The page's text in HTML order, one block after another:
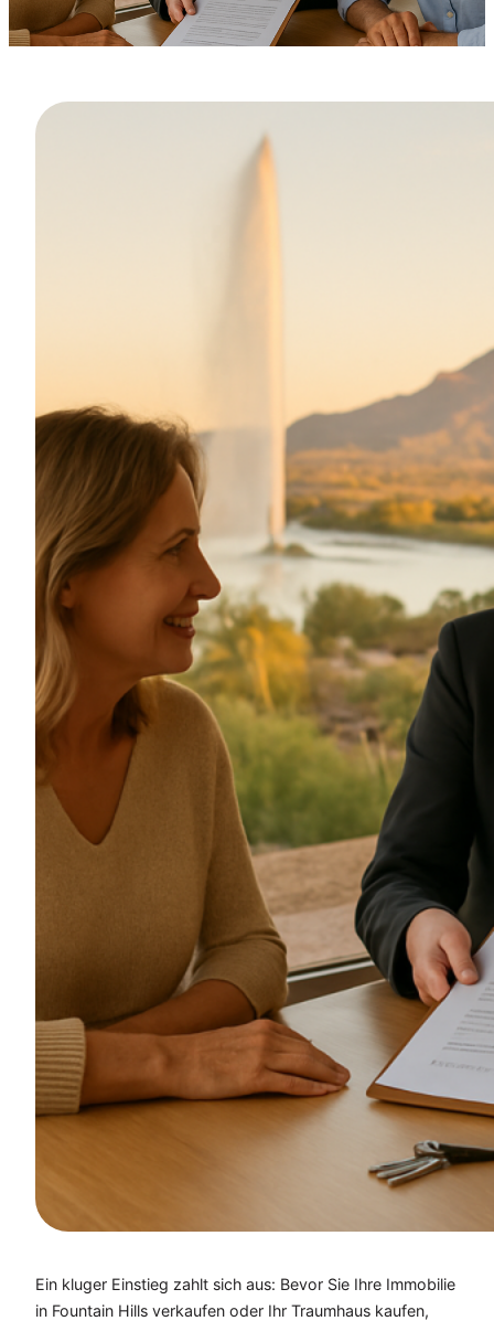
Ein kluger Einstieg zahlt sich aus: Bevor Sie Ihre Immobilie
in Fountain Hills verkaufen oder Ihr Traumhaus kaufen,